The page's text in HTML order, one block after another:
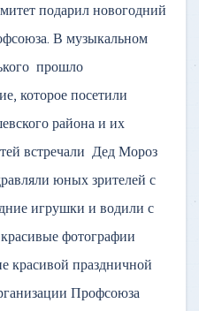
подарил новогодний
В музыкальном
прошло
которое посетили
района и их
встречали Дед Мороз
юных зрителей с
игрушки и водили с
фотографии
красивой праздничной
Профсоюза